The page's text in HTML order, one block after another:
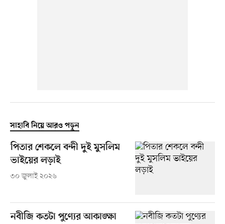
সাহাবি নিয়ে আরও পড়ুন
পিতার শেকলে বন্দী দুই মুসলিম
ভাইয়ের লড়াই
৩০ জুলাই ২০২৬
নবীজি কতটা পুণ্যের আকাঙ্ক্ষা